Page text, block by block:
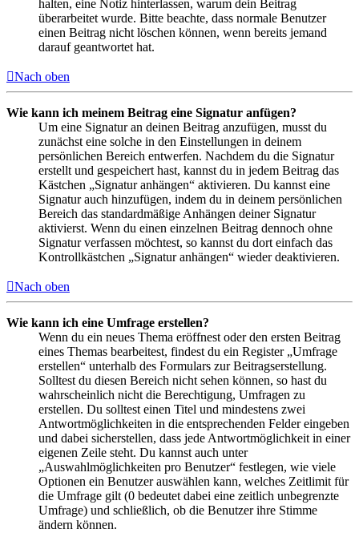
halten, eine Notiz hinterlassen, warum dein Beitrag
überarbeitet wurde. Bitte beachte, dass normale Benutzer
einen Beitrag nicht löschen können, wenn bereits jemand
darauf geantwortet hat.
Nach oben
Wie kann ich meinem Beitrag eine Signatur anfügen?
Um eine Signatur an deinen Beitrag anzufügen, musst du
zunächst eine solche in den Einstellungen in deinem
persönlichen Bereich entwerfen. Nachdem du die Signatur
erstellt und gespeichert hast, kannst du in jedem Beitrag das
Kästchen „Signatur anhängen“ aktivieren. Du kannst eine
Signatur auch hinzufügen, indem du in deinem persönlichen
Bereich das standardmäßige Anhängen deiner Signatur
aktivierst. Wenn du einen einzelnen Beitrag dennoch ohne
Signatur verfassen möchtest, so kannst du dort einfach das
Kontrollkästchen „Signatur anhängen“ wieder deaktivieren.
Nach oben
Wie kann ich eine Umfrage erstellen?
Wenn du ein neues Thema eröffnest oder den ersten Beitrag
eines Themas bearbeitest, findest du ein Register „Umfrage
erstellen“ unterhalb des Formulars zur Beitragserstellung.
Solltest du diesen Bereich nicht sehen können, so hast du
wahrscheinlich nicht die Berechtigung, Umfragen zu
erstellen. Du solltest einen Titel und mindestens zwei
Antwortmöglichkeiten in die entsprechenden Felder eingeben
und dabei sicherstellen, dass jede Antwortmöglichkeit in einer
eigenen Zeile steht. Du kannst auch unter
„Auswahlmöglichkeiten pro Benutzer“ festlegen, wie viele
Optionen ein Benutzer auswählen kann, welches Zeitlimit für
die Umfrage gilt (0 bedeutet dabei eine zeitlich unbegrenzte
Umfrage) und schließlich, ob die Benutzer ihre Stimme
ändern können.